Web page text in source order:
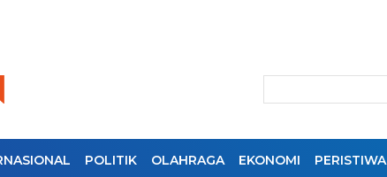
POLITIK OLAHRAGA EKONOMI PERISTIWA